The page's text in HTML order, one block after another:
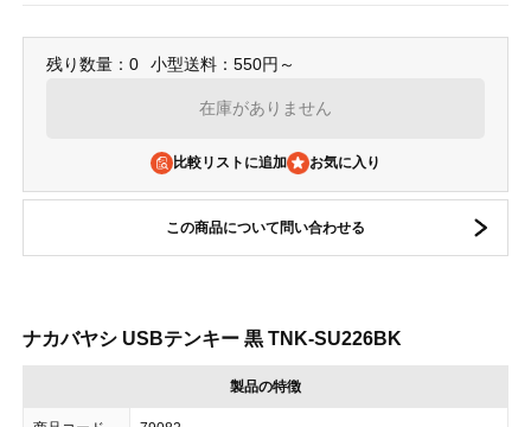
残り数量：0 小型送料：550円～
在庫がありません
比較リストに追加
この商品について問い合わせる
ナカバヤシ USBテンキー 黒 TNK-SU226BK
製品の特徴